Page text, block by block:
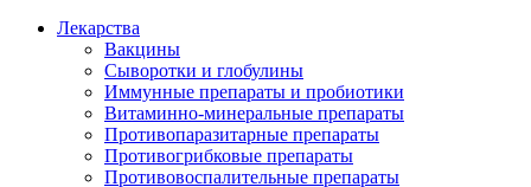
Лекарства
Вакцины
Сыворотки и глобулины
Иммунные препараты и пробиотики
Витаминно-минеральные препараты
Противопаразитарные препараты
Противогрибковые препараты
Противовоспалительные препараты